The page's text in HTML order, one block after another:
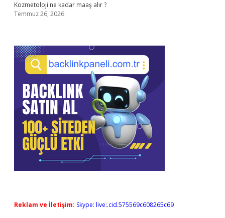
Kozmetoloji ne kadar maaş alır ?
Temmuz 26, 2026
Reklam ve İletişim: Skype: live:.cid.575569c608265c69